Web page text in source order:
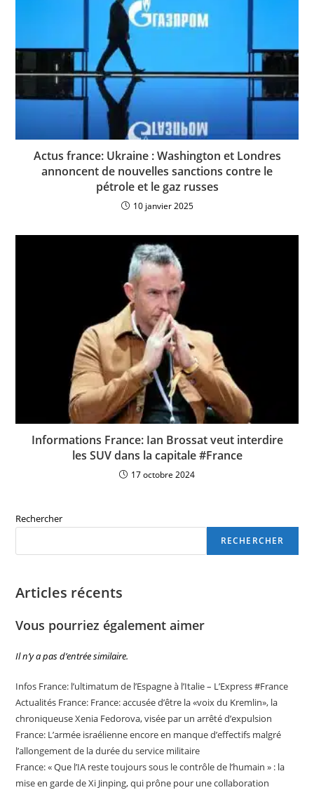
Actus france: Ukraine : Washington et Londres
annoncent de nouvelles sanctions contre le
pétrole et le gaz russes
10 janvier 2025
Informations France: Ian Brossat veut interdire
les SUV dans la capitale #France
17 octobre 2024
Rechercher
RECHERCHER
Articles récents
Vous pourriez également aimer
Il n’y a pas d’entrée similaire.
Infos France: l’ultimatum de l’Espagne à l’Italie – L’Express #France
Actualités France: France: accusée d’être la «voix du Kremlin», la
chroniqueuse Xenia Fedorova, visée par un arrêté d’expulsion
France: L’armée israélienne encore en manque d’effectifs malgré
l’allongement de la durée du service militaire
France: « Que l’IA reste toujours sous le contrôle de l’humain » : la
mise en garde de Xi Jinping, qui prône pour une collaboration